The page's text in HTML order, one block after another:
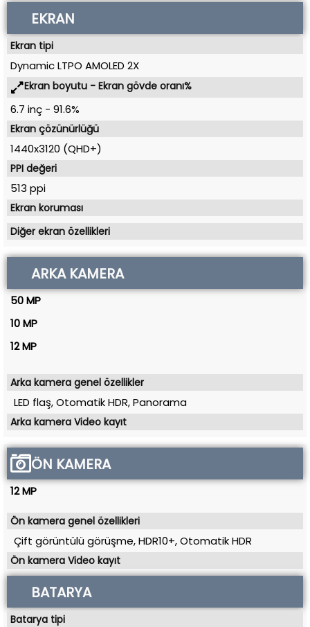
EKRAN
Ekran tipi
Dynamic LTPO AMOLED 2X
Ekran boyutu - Ekran gövde oranı%
6.7 inç - 91.6%
Ekran çözünürlüğü
1440x3120 (QHD+)
PPI değeri
513 ppi
Ekran koruması
Diğer ekran özellikleri
ARKA KAMERA
50 MP
10 MP
12 MP
Arka kamera genel özellikler
LED flaş, Otomatik HDR, Panorama
Arka kamera Video kayıt
ÖN KAMERA
12 MP
Ön kamera genel özellikleri
Çift görüntülü görüşme, HDR10+, Otomatik HDR
Ön kamera Video kayıt
BATARYA
Batarya tipi